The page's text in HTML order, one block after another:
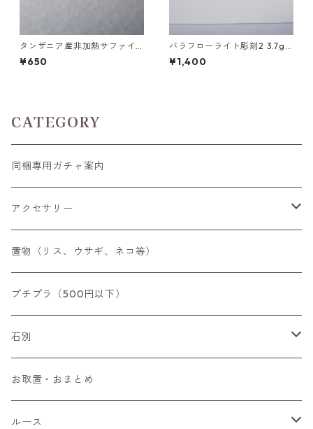
タンザニア産非加熱サファイ
ア ペアシェイプカットルース
0.2ct前後 4mm*3mm前後
¥650
バラフローライト彫刻2 3.7g
前後 高さ13mm前後
¥1,400
CATEGORY
同梱専用ガチャ案内
アクセサリー
空枠
リング
ペンダントトップ
ブローチ
チャーム
置物（リス、ウサギ、ネコ等）
プチプラ（500円以下）
石別
アイオライト
アウイナイト
お取置・おまとめ
ルース